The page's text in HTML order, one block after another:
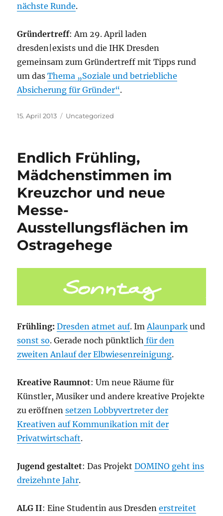
nächste Runde.
Gründertreff: Am 29. April laden
dresden|exists und die IHK Dresden
gemeinsam zum Gründertreff mit Tipps rund
um dasThema „Soziale und betriebliche
Absicherung für Gründer“.
Veröffentlicht
15. April 2013 Kategorien
Uncategorized
Endlich Frühling,
Mädchenstimmen im
Kreuzchor und neue
Messe-
Ausstellungsflächen im
Ostragehege
Frühling: Dresden atmet auf. Im Alaunpark und
sonst so. Gerade noch pünktlich für den
zweiten Anlauf der Elbwiesenreinigung.
Kreative Raumnot: Um neue Räume für
Künstler, Musiker und andere kreative Projekte
zu eröffnensetzen Lobbyvertreter der
Kreativen auf Kommunikation mit der
Privatwirtschaft.
Jugend gestaltet: Das ProjektDOMINO geht ins
dreizehnte Jahr.
ALG II: Eine Studentin aus Dresdenerstreitet